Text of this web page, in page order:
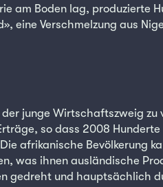
am Boden lag, produzierte
eine Verschmelzung aus
junge Wirtschaftszweig zu
so dass 2008 Hunderte
afrikanische Bevölkerung
was ihnen ausländische
gedreht und hauptsächlich